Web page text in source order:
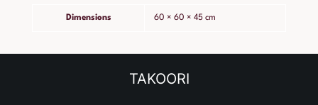
Dimensions 60 × 60 × 45 cm
TAKOORI